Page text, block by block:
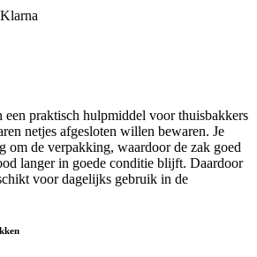
een praktisch hulpmiddel voor thuisbakkers
netjes afgesloten willen bewaren. Je
om de verpakking, waardoor de zak goed
langer in goede conditie blijft. Daardoor
voor dagelijks gebruik in de